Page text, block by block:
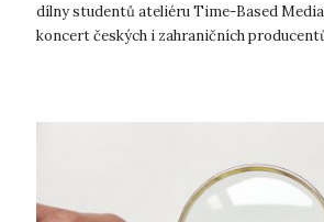
dílny studentů ateliéru Time-Based
koncert českých i zahraničních